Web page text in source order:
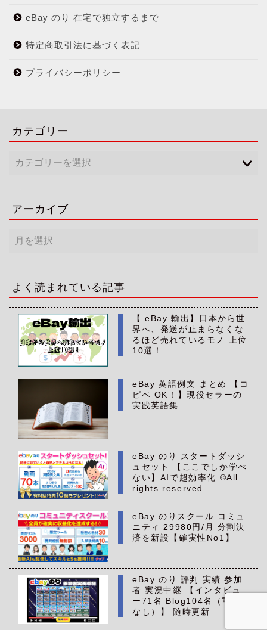
eBay のり 在宅で独立するまで
特定商取引法に基づく表記
プライバシーポリシー
カテゴリー
アーカイブ
ー
ブ
よく読まれている記事
【 eBay 輸出】日本から世
界へ、発送が止まらなくな
るほど売れているモノ 上位
10選！
eBay 英語例文 まとめ 【コ
ピペ OK！】現役セラーの
実践英語集
eBay のり スタートダッシ
ュセット 【ここでしか学べ
ない】AIで超効率化 ©All
rights reserved
eBay のりスクール コミュ
ニティ 29980円/月 分割決
済を新設【確実性No1】
eBay のり 評判 実績 参加
者 実況中継 【インタビュ
ー71名 Blog104名（重複
なし）】 随時更新